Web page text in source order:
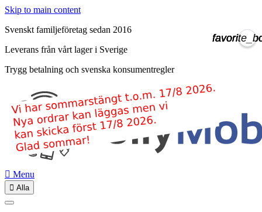
Skip to main content
Svenskt familjeföretag sedan 2016
Leverans från vårt lager i Sverige
Trygg betalning och svenska konsumentregler
 Menu
 Alla